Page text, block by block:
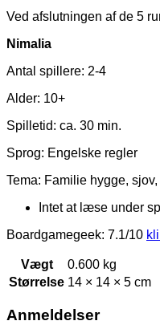
Ved afslutningen af ​​de 5
Nimalia
Antal spillere: 2-4
Alder: 10+
Spilletid: ca. 30 min.
Sprog: Engelske regler
Tema: Familie hygge,
Intet at læse under
Boardgamegeek: 7.1/10
Vægt
0.600 kg
Størrelse 14 × 14 × 5 cm
Anmeldelser